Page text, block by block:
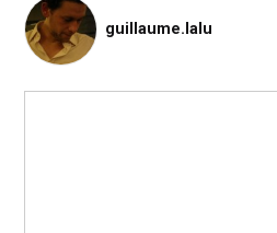
guillaume.lalu